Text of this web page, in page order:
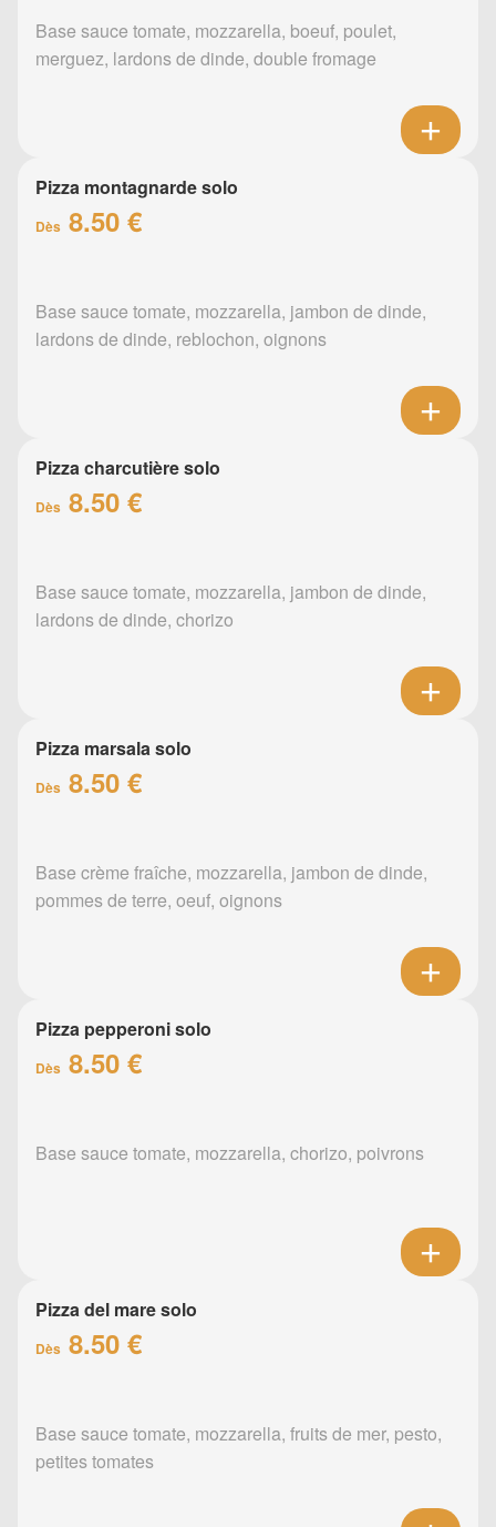
Base sauce tomate, mozzarella, boeuf, poulet,
merguez, lardons de dinde, double fromage
Pizza montagnarde solo
Dès 8.50 €
Base sauce tomate, mozzarella, jambon de dinde,
lardons de dinde, reblochon, oignons
Pizza charcutière solo
Dès 8.50 €
Base sauce tomate, mozzarella, jambon de dinde,
lardons de dinde, chorizo
Pizza marsala solo
Dès 8.50 €
Base crème fraîche, mozzarella, jambon de dinde,
pommes de terre, oeuf, oignons
Pizza pepperoni solo
Dès 8.50 €
Base sauce tomate, mozzarella, chorizo, poivrons
Pizza del mare solo
Dès 8.50 €
Base sauce tomate, mozzarella, fruits de mer, pesto,
petites tomates